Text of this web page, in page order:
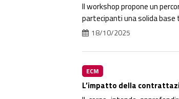
Il workshop propone un
partecipanti una solida base
18/10/2025
ECM
L’impatto della